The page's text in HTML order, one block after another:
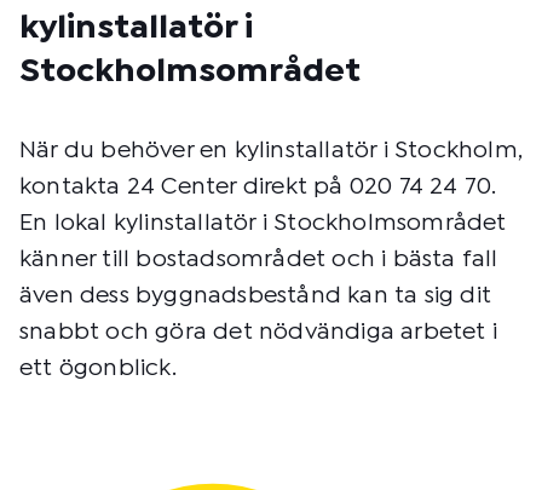
kylinstallatör i
Stockholmsområdet
När du behöver en kylinstallatör i Stockholm,
kontakta 24 Center direkt på 020 74 24 70.
En lokal kylinstallatör i Stockholmsområdet
känner till bostadsområdet och i bästa fall
även dess byggnadsbestånd kan ta sig dit
snabbt och göra det nödvändiga arbetet i
ett ögonblick.